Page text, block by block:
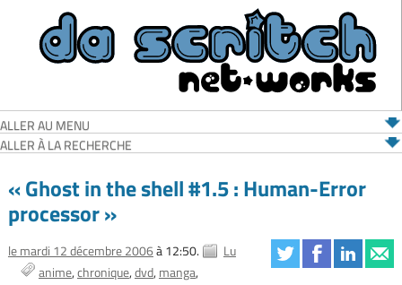
ALLER AU MENU
ALLER À LA RECHERCHE
« Ghost in the shell #1.5 : Human-Error
processor »
le mardi 12 décembre 2006à 12:50.
Lu
anime chronique dvd manga